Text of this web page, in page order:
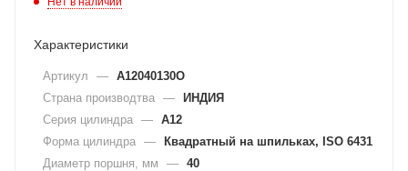
Характеристики
Артикул — A12040130O
Страна производтва — ИНДИЯ
Серия цилиндра — A12
Форма цилиндра — Квадратный на шпильках, ISO 6431
Диаметр поршня, мм
— 40